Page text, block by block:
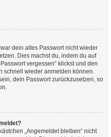
dein altes Passwort nicht wieder
Dies machst du, indem du auf
vergessen“ klickst und den
schnell wieder anmelden können.
dein Passwort zurückzusetzen, so
„Angemeldet bleiben“ nicht